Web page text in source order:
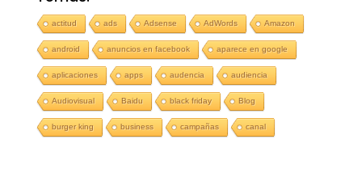
actitud ads Adsense AdWords Amazon
android anuncios en facebook aparece en google
aplicaciones apps audencia audiencia
Audiovisual Baidu black friday Blog
burger king business campañas canal